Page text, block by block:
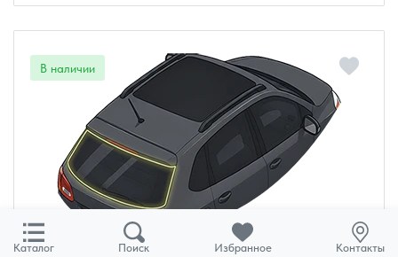
Каталог Поиск Избранное Контакты